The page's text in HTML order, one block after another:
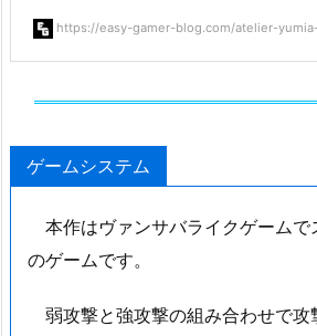
https://easy-gamer-blog.com/atelier-
ゲームシステム
本作はヴァンサバライクゲームで
のゲームです。
弱攻撃と強攻撃の組み合わせで攻